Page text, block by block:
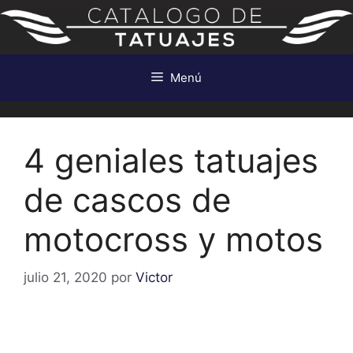
Saltar
contenido
Menú
4 geniales tatuajes
de cascos de
motocross y motos
julio 21, 2020 por Victor